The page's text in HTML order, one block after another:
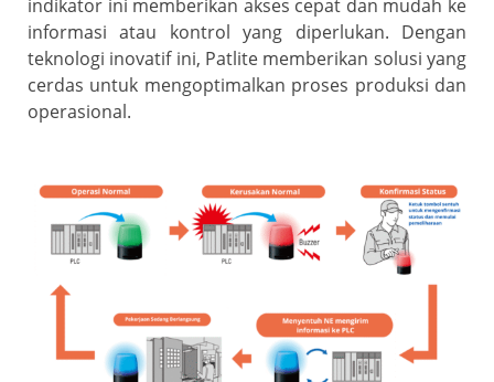
indikator ini memberikan akses cepat dan mudah ke
informasi atau kontrol yang diperlukan. Dengan
teknologi inovatif ini, Patlite memberikan solusi yang
cerdas untuk mengoptimalkan proses produksi dan
operasional.